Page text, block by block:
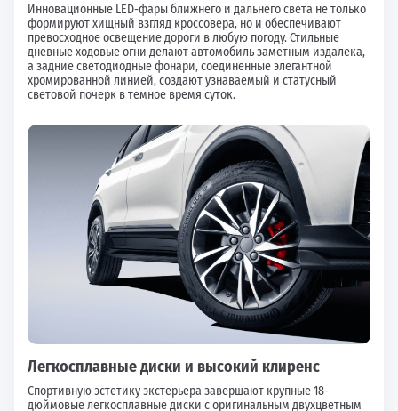
Инновационные LED-фары ближнего и дальнего света не только
формируют хищный взгляд кроссовера, но и обеспечивают
превосходное освещение дороги в любую погоду. Стильные
дневные ходовые огни делают автомобиль заметным издалека,
а задние светодиодные фонари, соединенные элегантной
хромированной линией, создают узнаваемый и статусный
световой почерк в темное время суток.
Легкосплавные диски и высокий клиренс
Спортивную эстетику экстерьера завершают крупные 18-
дюймовые легкосплавные диски с оригинальным двухцветным